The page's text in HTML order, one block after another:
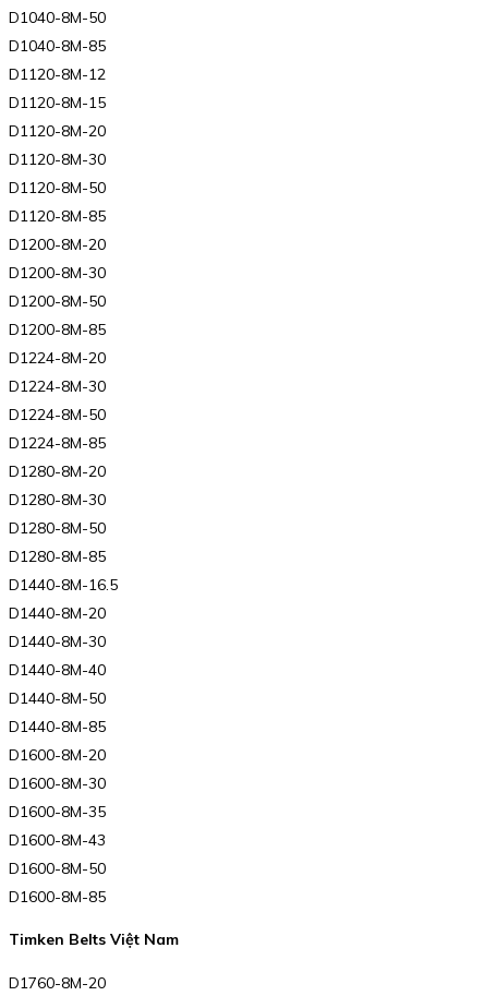
D1040-8M-50
D1040-8M-85
D1120-8M-12
D1120-8M-15
D1120-8M-20
D1120-8M-30
D1120-8M-50
D1120-8M-85
D1200-8M-20
D1200-8M-30
D1200-8M-50
D1200-8M-85
D1224-8M-20
D1224-8M-30
D1224-8M-50
D1224-8M-85
D1280-8M-20
D1280-8M-30
D1280-8M-50
D1280-8M-85
D1440-8M-16.5
D1440-8M-20
D1440-8M-30
D1440-8M-40
D1440-8M-50
D1440-8M-85
D1600-8M-20
D1600-8M-30
D1600-8M-35
D1600-8M-43
D1600-8M-50
D1600-8M-85
Timken Belts Việt Nam
D1760-8M-20